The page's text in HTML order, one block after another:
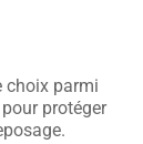
choix parmi
protéger